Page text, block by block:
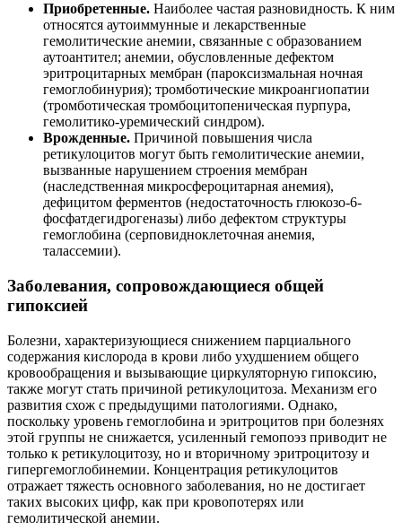
Приобретенные. Наиболее частая разновидность. К ним
относятся аутоиммунные и лекарственные
гемолитические анемии, связанные с образованием
аутоантител; анемии, обусловленные дефектом
эритроцитарных мембран (пароксизмальная ночная
гемоглобинурия); тромботические микроангиопатии
(тромботическая тромбоцитопеническая пурпура,
гемолитико-уремический синдром).
Врожденные. Причиной повышения числа
ретикулоцитов могут быть гемолитические анемии,
вызванные нарушением строения мембран
(наследственная микросфероцитарная анемия),
дефицитом ферментов (недостаточность глюкозо-6-
фосфатдегидрогеназы) либо дефектом структуры
гемоглобина (серповидноклеточная анемия,
талассемии).
Заболевания, сопровождающиеся общей
гипоксией
Болезни, характеризующиеся снижением парциального
содержания кислорода в крови либо ухудшением общего
кровообращения и вызывающие циркуляторную гипоксию,
также могут стать причиной ретикулоцитоза. Механизм его
развития схож с предыдущими патологиями. Однако,
поскольку уровень гемоглобина и эритроцитов при болезнях
этой группы не снижается, усиленный гемопоэз приводит не
только к ретикулоцитозу, но и вторичному эритроцитозу и
гипергемоглобинемии. Концентрация ретикулоцитов
отражает тяжесть основного заболевания, но не достигает
таких высоких цифр, как при кровопотерях или
гемолитической анемии.